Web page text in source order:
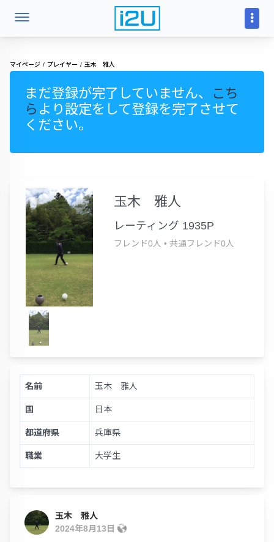
マイページ プレイヤー 玉木 雅人
まだ登録が完了していません、
こち
ら より設定をして登録を完了させて
ください。
玉木 雅人
レーティング 1935P
フレンド0人 • 共通フレンド0人
名前 玉木 雅人
国 日本
都道府県 兵庫県
職業 大学生
玉木 雅人
2024年8月13日